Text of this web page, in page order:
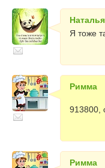
Наталья
Я тоже
Римма
913800,
Римма